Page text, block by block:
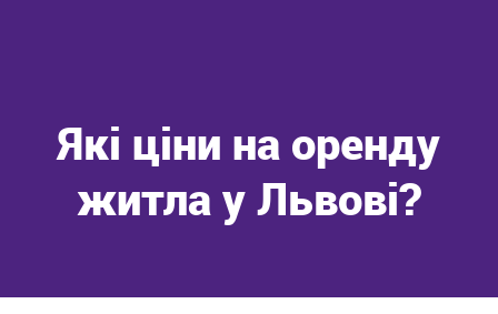
Які ціни на оренду
житла у Львові?